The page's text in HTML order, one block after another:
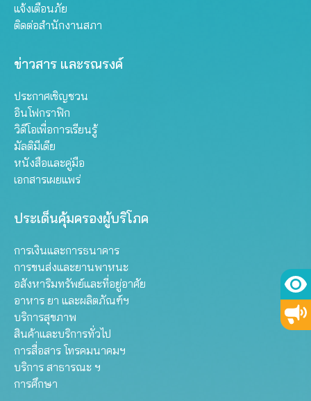
แจ้งเตือนภัย
ติดต่อสำนักงานสภา
ข่าวสาร และรณรงค์
ประกาศเชิญชวน
อินโฟกราฟิก
วิดีโอเพื่อการเรียนรู้
มัลติมีเดีย
หนังสือและคู่มือ
เอกสารเผยแพร่
ประเด็นคุ้มครองผู้บริโภค
การเงินและการธนาคาร
การขนส่งและยานพาหนะ
อสังหาริมทรัพย์และที่อยู่อาศัย
อาหาร ยา และผลิตภัณฑ์ฯ
บริการสุขภาพ
สินค้าและบริการทั่วไป
การสื่อสาร โทรคมนาคมฯ
บริการ สาธารณะ ฯ
การศึกษา